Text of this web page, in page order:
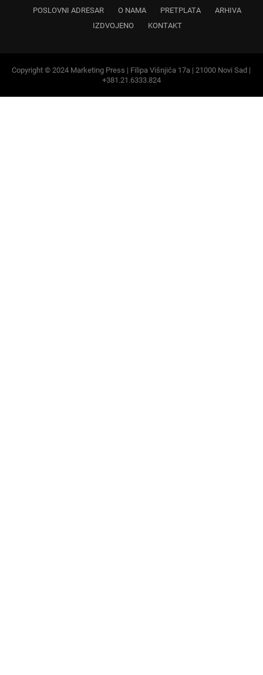
POSLOVNI ADRESAR O NAMA PRETPLATA
ARHIVA
IZDVOJENO
KONTAKT
Copyright © 2024 Marketing Press | Filipa Višnjića 17a | 21000 Novi Sad |
+381.21.6333.824